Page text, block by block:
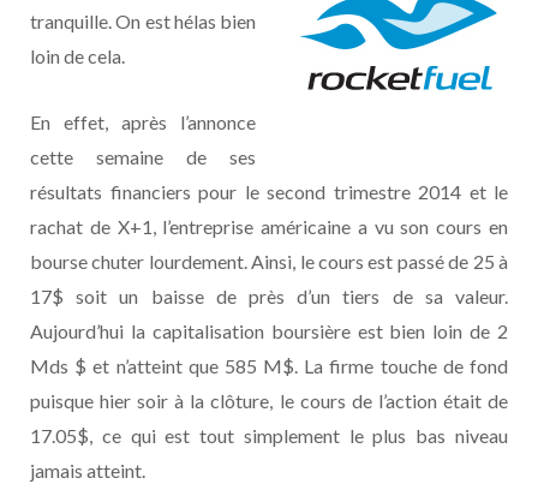
tranquille. On est hélas bien
loin de cela.
En effet, après l’annonce
cette semaine de ses
résultats financiers pour le second trimestre 2014 et le
rachat de X+1, l’entreprise américaine a vu son cours en
bourse chuter lourdement. Ainsi, le cours est passé de 25 à
17$ soit un baisse de près d’un tiers de sa valeur.
Aujourd’hui la capitalisation boursière est bien loin de 2
Mds $ et n’atteint que 585 M$. La firme touche de fond
puisque hier soir à la clôture, le cours de l’action était de
17.05$, ce qui est tout simplement le plus bas niveau
jamais atteint.